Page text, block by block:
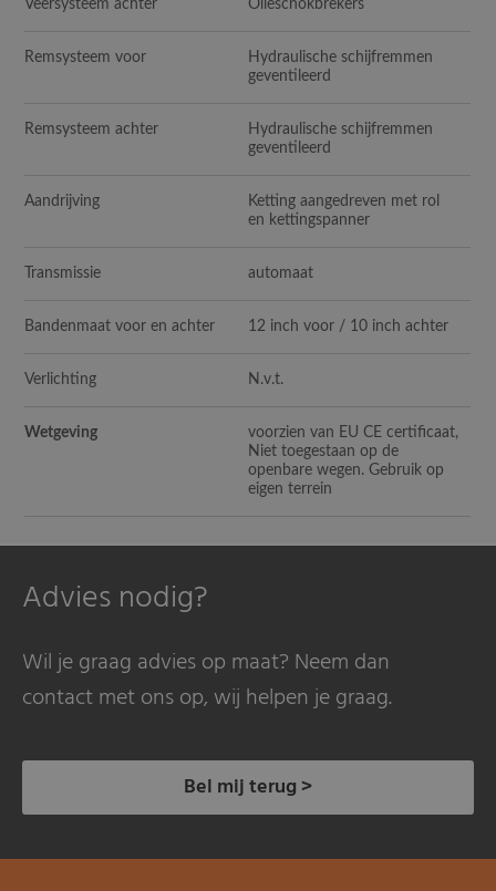
Veersysteem achter Olieschokbrekers
Remsysteem voor
Hydraulische schijfremmen
geventileerd
Remsysteem achter
Hydraulische schijfremmen
geventileerd
Aandrijving
Ketting aangedreven met rol
en kettingspanner
Transmissie automaat
Bandenmaat voor en achter 12 inch voor / 10 inch achter
Verlichting N.v.t.
Wetgeving
voorzien van EU CE certificaat,
Niet toegestaan op de
openbare wegen. Gebruik op
eigen terrein
Advies nodig?
Wil je graag advies op maat? Neem dan
contact met ons op, wij helpen je graag.
Bel mij terug >